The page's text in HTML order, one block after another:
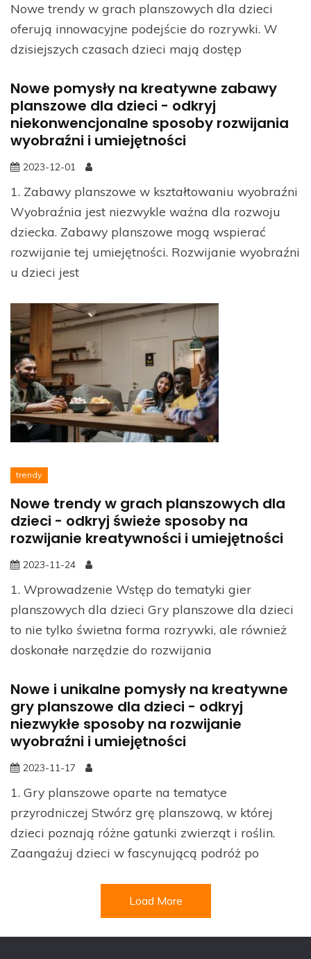
Nowe trendy w grach planszowych dla dzieci
oferują innowacyjne podejście do rozrywki. W
dzisiejszych czasach dzieci mają dostęp
Nowe pomysły na kreatywne zabawy
planszowe dla dzieci - odkryj
niekonwencjonalne sposoby rozwijania
wyobraźni i umiejętności
2023-12-01
1. Zabawy planszowe w kształtowaniu wyobraźni
Wyobraźnia jest niezwykle ważna dla rozwoju
dziecka. Zabawy planszowe mogą wspierać
rozwijanie tej umiejętności. Rozwijanie wyobraźni
u dzieci jest
trendy
Nowe trendy w grach planszowych dla
dzieci - odkryj świeże sposoby na
rozwijanie kreatywności i umiejętności
2023-11-24
1. Wprowadzenie Wstęp do tematyki gier
planszowych dla dzieci Gry planszowe dla dzieci
to nie tylko świetna forma rozrywki, ale również
doskonałe narzędzie do rozwijania
Nowe i unikalne pomysły na kreatywne
gry planszowe dla dzieci - odkryj
niezwykłe sposoby na rozwijanie
wyobraźni i umiejętności
2023-11-17
1. Gry planszowe oparte na tematyce
przyrodniczej Stwórz grę planszową, w której
dzieci poznają różne gatunki zwierząt i roślin.
Zaangażuj dzieci w fascynującą podróż po
Load More